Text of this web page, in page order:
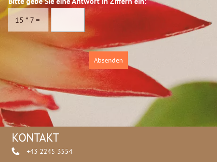
c
s
c
u
15 * 7 =
Absenden
KONTAKT
+43 2245 3554